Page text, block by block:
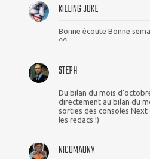
KILLING JOKE
Bonne écoute Bonne
^^
STEPH
Du bilan du mois
directement au bilan du
sorties des consoles
les redacs !)
NICOMAUNY